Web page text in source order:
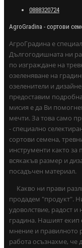
0888320724
AgroGradina - сортови
АгроГрадина е
Дългогодишната ни
по изграждане на
озеленяване на
озеленители и
предоставим
мисия е да Ви
мечти. За това само
- специално
сортови семена,
инструменти както за
всякакъв размер и
посадъчен материал.
Какво ни прави
продадем "продукт".
удоволствие, радост и
градина. Нашият екип
мнение и правилното
работа осъзнахме, че